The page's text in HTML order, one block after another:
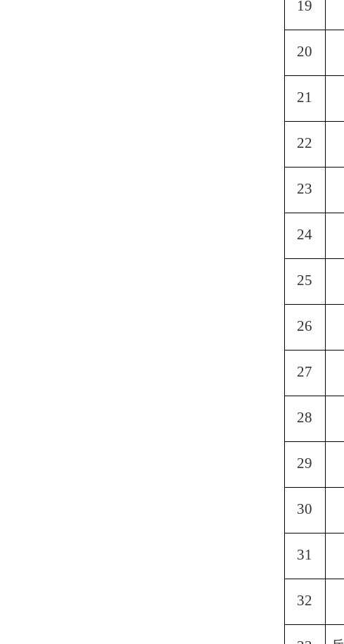
19
20
21
22
23
24
25
26
27
28
29
30
31
32